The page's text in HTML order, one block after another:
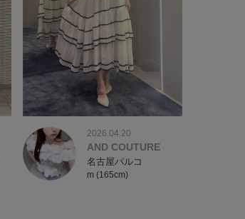
2026.04.20
AND COUTURE
名古屋パルコ
m (165cm)